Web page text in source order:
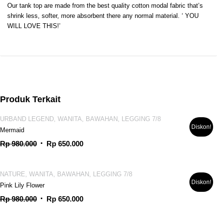
Our tank top are made from the best quality cotton modal fabric that’s
shrink less, softer, more absorbent there any normal material. ‘ YOU
WILL LOVE THIS!’
Produk Terkait
URBAND LEGEND, WANITA, BAWAHAN, LEGGING 7/8
Mermaid
Rp980.000 Harga
Rp 980.000.
Rp 650.000Harga
adalah:
Diskon!
NATURE, WANITA, BAWAHAN, LEGGING 7/8
Pink Lily Flower
Rp980.000 Harga
Rp 650.000Harga
Diskon!